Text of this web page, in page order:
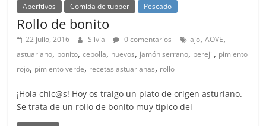
Aperitivos Comida de tupper Pescado
Rollo de bonito
22 julio, 2016 Silvia 0 comentarios ajo,AOVE,
astuariano, bonito,cebolla, huevos, jamón serrano, perejil, pimiento
rojo, pimiento verde, recetas astuarianas, rollo
¡Hola chic@s! Hoy os traigo un plato de origen asturiano.
Se trata de un rollo de bonito muy típico del